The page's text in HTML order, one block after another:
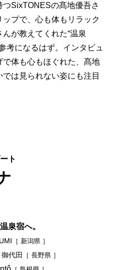
SixTONESの髙地優吾さ
プで、心も体もリラック
が教えてくれた“温泉
考になるはず。インタビュ
体も心もほぐれた、髙地
は見られない姿にも注目
ト
泉宿へ。
［ 新潟県 ］
代田 ［ 長野県 ］